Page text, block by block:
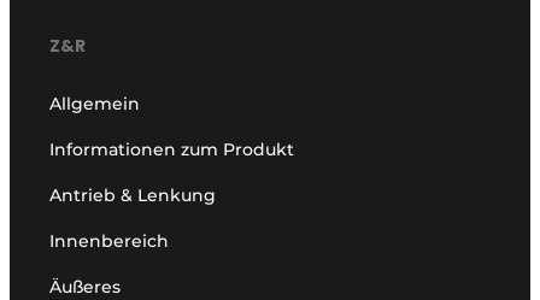
Z&R
Allgemein
Informationen zum Produkt
Antrieb & Lenkung
Innenbereich
Äußeres